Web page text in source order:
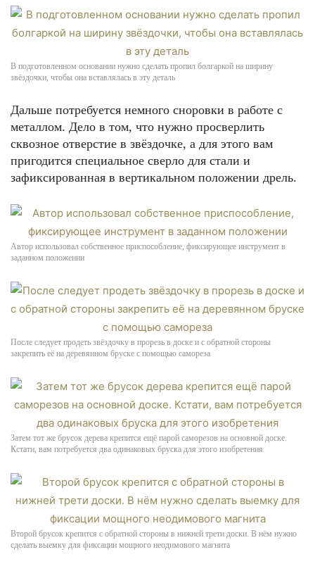
В подготовленном основании нужно сделать пропил болгаркой на ширину
звёздочки, чтобы она вставлялась в эту деталь
Дальше потребуется немного сноровки в работе с
металлом. Дело в том, что нужно просверлить
сквозное отверстие в звёздочке, а для этого вам
пригодится специальное сверло для стали и
зафиксированная в вертикальном положении дрель.
Автор использовал собственное приспособление, фиксирующее инструмент в
заданном положении
После следует продеть звёздочку в прорезь в доске и с обратной стороны
закрепить её на деревянном бруске с помощью самореза
Затем тот же брусок дерева крепится ещё парой саморезов на основной доске.
Кстати, вам потребуется два одинаковых бруска для этого изобретения
Второй брусок крепится с обратной стороны в нижней трети доски. В нём нужно
сделать выемку для фиксации мощного неодимового магнита